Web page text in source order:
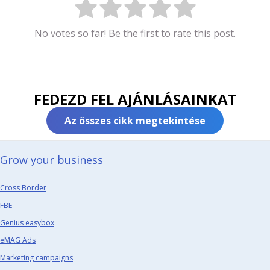
No votes so far! Be the first to rate this post.
FEDEZD FEL AJÁNLÁSAINKAT
Az összes cikk megtekintése
Grow your business​
Cross Border
FBE
Genius easybox
eMAG Ads
Marketing campaigns